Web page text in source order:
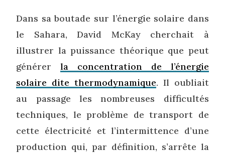
Dans sa boutade sur l’énergie solaire dans
le Sahara, David McKay cherchait à
illustrer la puissance théorique que peut
générerla concentration de l’énergie
solaire dite thermodynamique. Il oubliait
au passage les nombreuses difficultés
techniques, le problème de transport de
cette électricité et l’intermittence d’une
production qui, par définition, s’arrête la